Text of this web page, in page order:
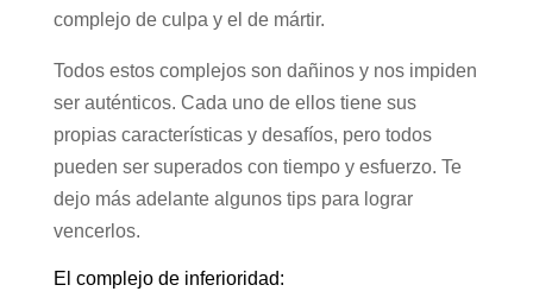
complejo de culpa y el de mártir.
Todos estos complejos son dañinos y nos impiden
ser auténticos. Cada uno de ellos tiene sus
propias características y desafíos, pero todos
pueden ser superados con tiempo y esfuerzo. Te
dejo más adelante algunos tips para lograr
vencerlos.
El complejo de inferioridad: